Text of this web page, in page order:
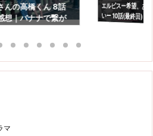
んの高橋くん 8話
想｜バナナで繋が
エルピスー希望、あ
いー 10話(最終回) 感
の光を信じるという
マ